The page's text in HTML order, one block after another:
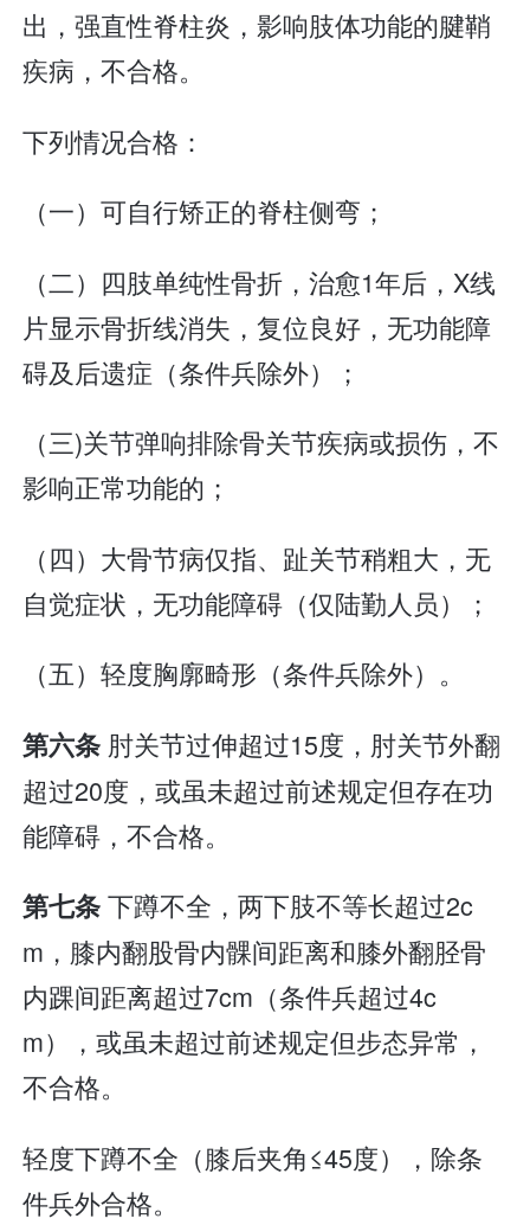
出，强直性脊柱炎，影响肢体功能的腱鞘
疾病，不合格。
下列情况合格：
（一）可自行矫正的脊柱侧弯；
（二）四肢单纯性骨折，治愈1年后，X线
片显示骨折线消失，复位良好，无功能障
碍及后遗症（条件兵除外）；
（三)关节弹响排除骨关节疾病或损伤，不
影响正常功能的；
（四）大骨节病仅指、趾关节稍粗大，无
自觉症状，无功能障碍（仅陆勤人员）；
（五）轻度胸廓畸形（条件兵除外）。
第六条 肘关节过伸超过15度，肘关节外翻
超过20度，或虽未超过前述规定但存在功
能障碍，不合格。
第七条下蹲不全，两下肢不等长超过2c
m，膝内翻股骨内髁间距离和膝外翻胫骨
内踝间距离超过7cm（条件兵超过4c
m），或虽未超过前述规定但步态异常，
不合格。
轻度下蹲不全（膝后夹角≤45度），除条
件兵外合格。